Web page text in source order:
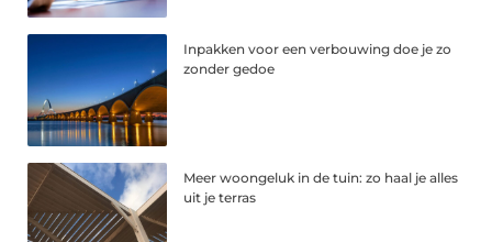
Inpakken voor een verbouwing doe je zo
zonder gedoe
Meer woongeluk in de tuin: zo haal je alles
uit je terras